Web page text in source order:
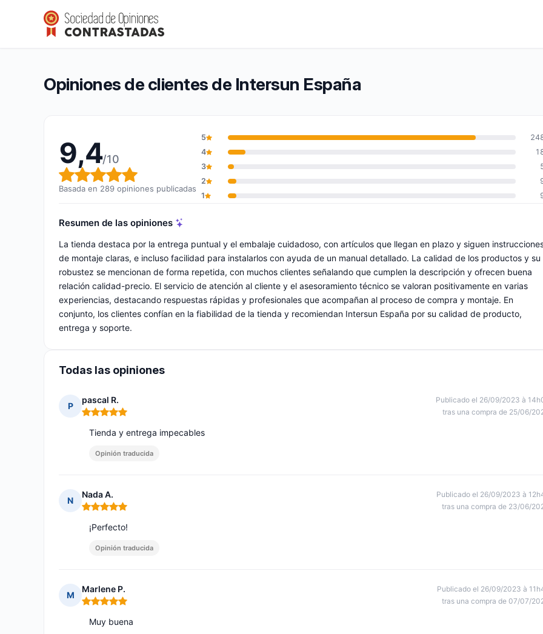
Intersun España
Calificación global: 9,4 de 10
9,4/10(289 opiniones)
Opiniones de clientes de Intersun España
9,4/10
Calificación global: 9,4 de 10
Basada en 289 opiniones publicadas
5
4
3
2
1
Resumen de las opiniones
La tienda destaca por la entrega puntual y el embalaje cuidadoso, con artículos que llegan en plazo y siguen
de montaje claras, e incluso facilidad para instalarlos con ayuda de un manual detallado. La calidad de los productos y su
robustez se mencionan de forma repetida, con muchos clientes señalando que cumplen la descripción y ofrecen buena
relación calidad-precio. El servicio de atención al cliente y el asesoramiento técnico se valoran positivamente en varias
experiencias, destacando respuestas rápidas y profesionales que acompañan al proceso de compra y montaje. En
conjunto, los clientes confían en la fiabilidad de la tienda y recomiendan Intersun España por su calidad de producto,
entrega y soporte.
Todas las opiniones
P
pascal R.
Nota: 5 de 5
Publicado el 26/09/2023 à
tras una compra de 25/06/
Tienda y entrega impecables
Opinión traducida
N
Nada A.
Nota: 5 de 5
Publicado el 26/09/2023 à
tras una compra de 23/06/
¡Perfecto!
Opinión traducida
M
Marlene P.
Nota: 5 de 5
Publicado el 26/09/2023 à
tras una compra de 07/07/
Muy buena